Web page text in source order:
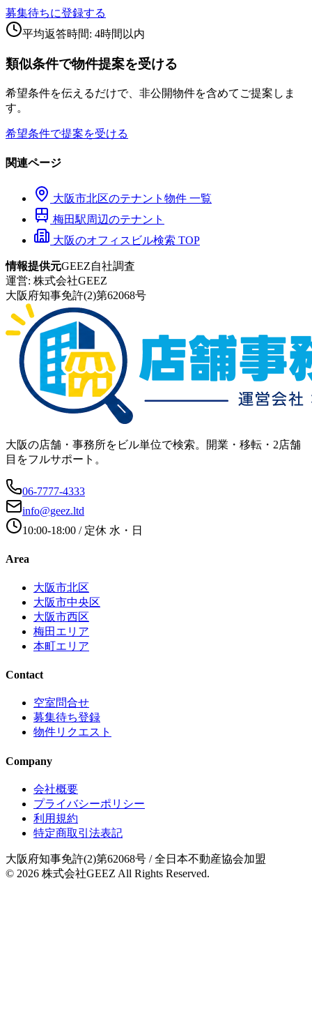
募集待ちに登録する
平均返答時間: 4時間以内
類似条件で物件提案を受ける
希望条件を伝えるだけで、非公開物件を含めてご提案しま
す。
希望条件で提案を受ける
関連ページ
大阪市北区のテナント物件 一覧
梅田駅周辺のテナント
大阪のオフィスビル検索 TOP
情報提供元GEEZ自社調査
運営: 株式会社GEEZ
大阪府知事免許(2)第62068号
大阪の店舗・事務所をビル単位で検索。開業・移転・2店舗
目をフルサポート。
06-7777-4333
info@geez.ltd
10:00-18:00 / 定休 水・日
Area
大阪市北区
大阪市中央区
大阪市西区
梅田エリア
本町エリア
Contact
空室問合せ
募集待ち登録
物件リクエスト
Company
会社概要
プライバシーポリシー
利用規約
特定商取引法表記
大阪府知事免許(2)第62068号 / 全日本不動産協会加盟
© 2026 株式会社GEEZ All Rights Reserved.